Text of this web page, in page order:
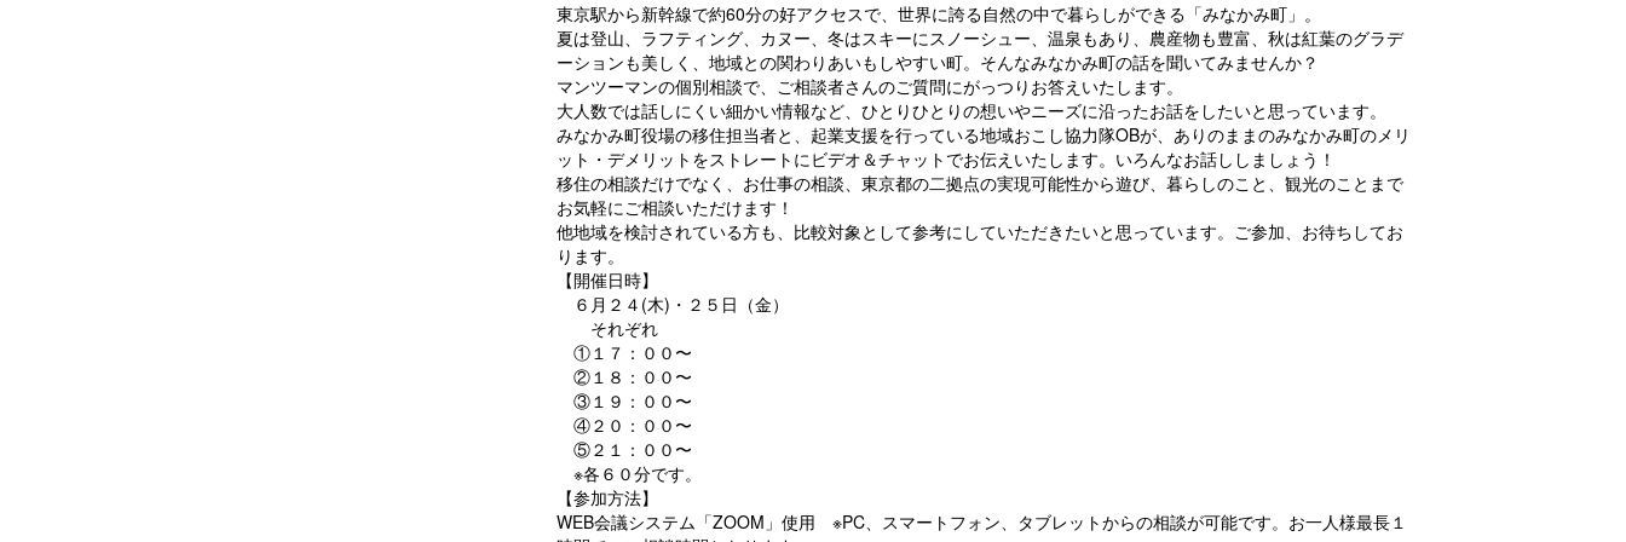
東京駅から新幹線で約60分の好アクセスで、世界に誇る自然の中で暮らしができる「みなかみ町」。
夏は登山、ラフティング、カヌー、冬はスキーにスノーシュー、温泉もあり、農産物も豊富、秋は紅葉のグラデ
ーションも美しく、地域との関わりあいもしやすい町。そんなみなかみ町の話を聞いてみませんか？
マンツーマンの個別相談で、ご相談者さんのご質問にがっつりお答えいたします。
大人数では話しにくい細かい情報など、ひとりひとりの想いやニーズに沿ったお話をしたいと思っています。
みなかみ町役場の移住担当者と、起業支援を行っている地域おこし協力隊OBが、ありのままのみなかみ町のメリ
ット・デメリットをストレートにビデオ＆チャットでお伝えいたします。いろんなお話ししましょう！
移住の相談だけでなく、お仕事の相談、東京都の二拠点の実現可能性から遊び、暮らしのこと、観光のことまで
お気軽にご相談いただけます！
他地域を検討されている方も、比較対象として参考にしていただきたいと思っています。ご参加、お待ちしてお
ります。
【開催日時】
６月２４(木)・２５日（金）
それぞれ
①１７：００〜
②１８：００〜
③１９：００〜
④２０：００〜
⑤２１：００〜
※各６０分です。
【参加方法】
WEB会議システム「ZOOM」使用 ※PC、スマートフォン、タブレットからの相談が可能です。お一人様最長１